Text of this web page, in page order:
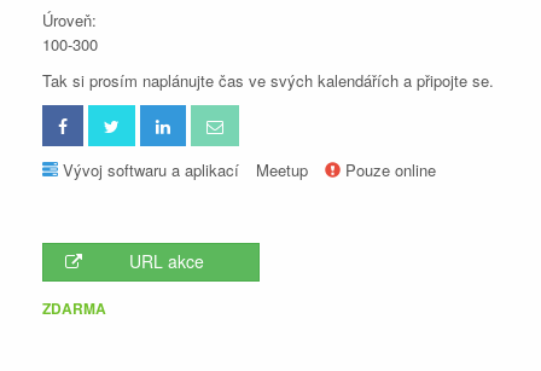
Úroveň:
100-300
Tak si prosím naplánujte čas ve svých kalendářích a připojte se.
Vývoj softwaru a aplikací Meetup Pouze online
URL akce
ZDARMA